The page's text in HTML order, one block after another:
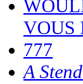
VOUS
777
A